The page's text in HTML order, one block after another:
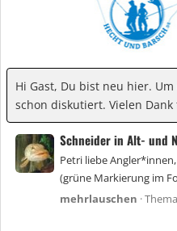
Hi Gast, Du bist neu hier.
schon diskutiert. Vielen
Schneider in Alt- und
Petri liebe
(grüne Markierung im
mehrlauschen Thema